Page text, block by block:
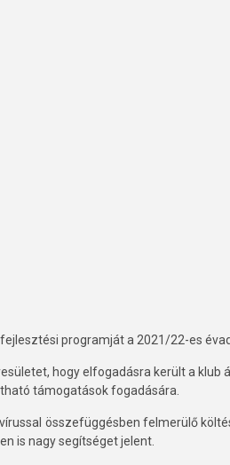
programját a 2021/22-es
hogy elfogadásra került a klub
támogatások fogadására.
összefüggésben felmerülő
is nagy segítséget jelent.